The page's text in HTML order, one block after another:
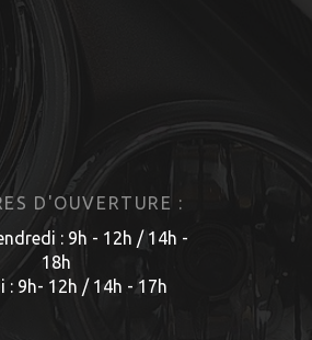
D'OUVERTURE :
: 9h - 12h / 14h -
18h
: 9h- 12h / 14h - 17h